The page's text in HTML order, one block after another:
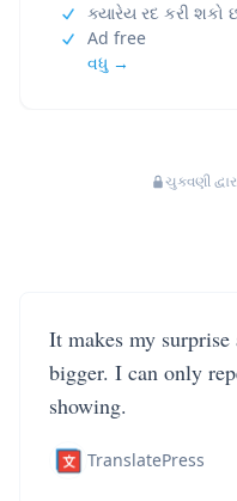
ક્યારેય રદ કરી શકો
Ad free
વધુ →
ચુકવણી
It makes my
bigger. I can only
showing.
TranslatePress